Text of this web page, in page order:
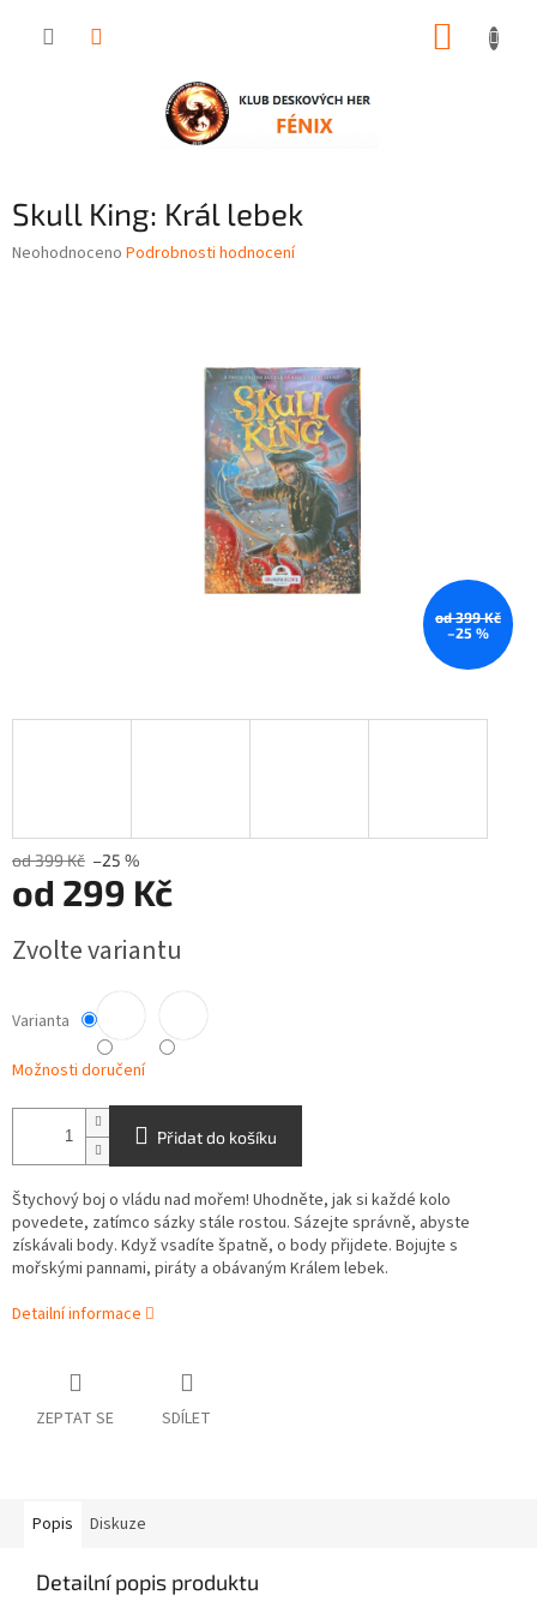
Skull King: Král lebek
Průměrné
Neohodnoceno Podrobnosti hodnocení
od 399 Kč
–25 %
od 399 Kč –25 %
od 299 Kč
cena:
Zvolte variantu
Varianta
Možnosti doručení
Přidat do košíku
Štychový boj o vládu nad mořem! Uhodněte, jak si každé kolo
povedete, zatímco sázky stále rostou. Sázejte správně, abyste
získávali body. Když vsadíte špatně, o body přijdete. Bojujte s
mořskými pannami, piráty a obávaným Králem lebek.
Detailní informace
ZEPTAT SE SDÍLET
Popis Diskuze
Detailní popis produktu